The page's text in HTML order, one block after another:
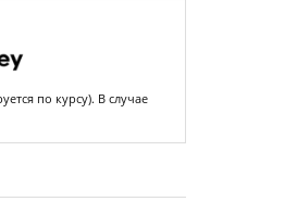
по курсу). В случае